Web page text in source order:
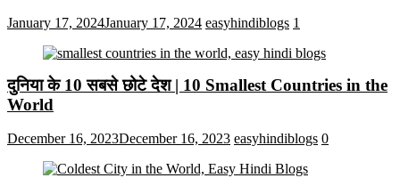
January 17, 2024January 17, 2024 easyhindiblogs 1
दुनिया के 10 सबसे छोटे देश | 10 Smallest Countries in the
World
December 16, 2023December 16, 2023 easyhindiblogs 0